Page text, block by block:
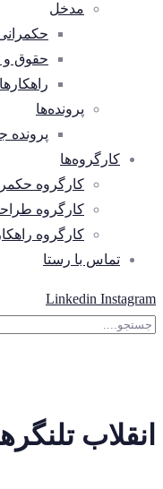
مدخل
حقوق و
پرونده‌ها
پرونده
کارگروه‌ها
کارگروه
کارگروه
کارگروه
تماس با رستا
Linkedin Instagram
انقلاب